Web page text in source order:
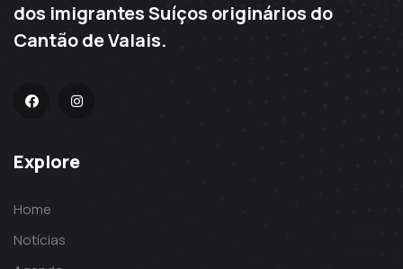
dos imigrantes Suíços originários do
Cantão de Valais.
Explore
Home
Notícias